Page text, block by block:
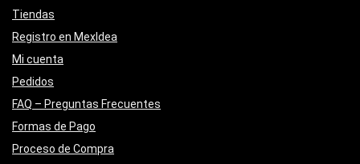
Tiendas
Registro en MexIdea
Mi cuenta
Pedidos
FAQ – Preguntas Frecuentes
Formas de Pago
Proceso de Compra